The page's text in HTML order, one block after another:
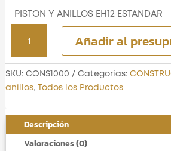
PISTON Y ANILLOS EH12 ESTANDAR
PISTON
SET
ESTÁNDAR
cantidad
Añadir al
SKU: CONS1000 Categorías:
anillos, Todos los Productos
Descripción
Valoraciones (0)